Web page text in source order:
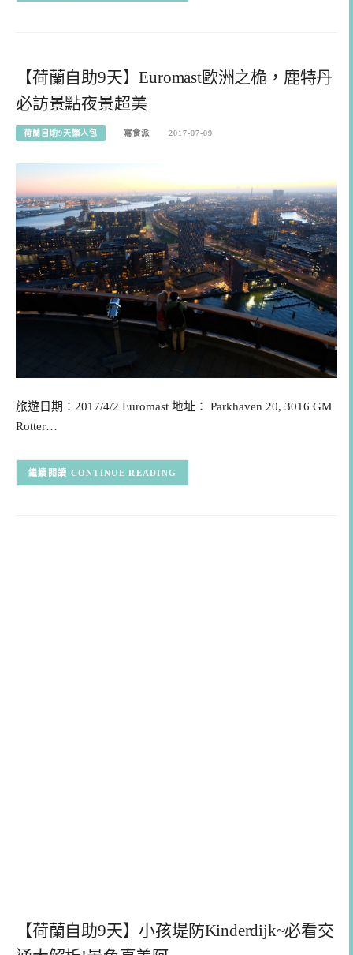
【荷蘭自助9天】Euromast歐洲之桅，鹿特丹
必訪景點夜景超美
荷蘭自助9天懶人包 寫食派 2017-07-09
旅遊日期：2017/4/2 Euromast 地址： Parkhaven 20, 3016 GM
Rotter…
CONTINUE READING
【荷蘭自助9天】小孩堤防Kinderdijk~必看交